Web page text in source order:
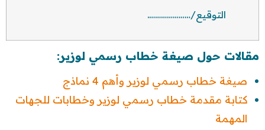
التوقيع/………………….
مقالات حول صيغة خطاب رسمي لوزير:
صيغة خطاب رسمي لوزير وأهم 4 نماذج
كتابة مقدمة خطاب رسمي لوزير وخطابات للجهات
المهمة